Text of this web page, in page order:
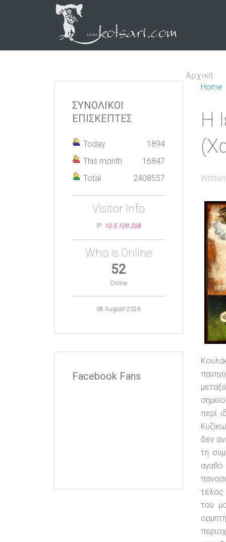
Αρχική
Home
Η
περί
δεν
τη
αγαθό
τέλος
του
ΣΥΝΟΛΙΚΟΙ
ΕΠΙΣΚΕΠΤΕΣ
Today
1894
This month
16847
Total
2408557
Visitor Info
IP: 10.5.109.208
Who Is Online
52
Online
08 August 2026
Facebook Fans